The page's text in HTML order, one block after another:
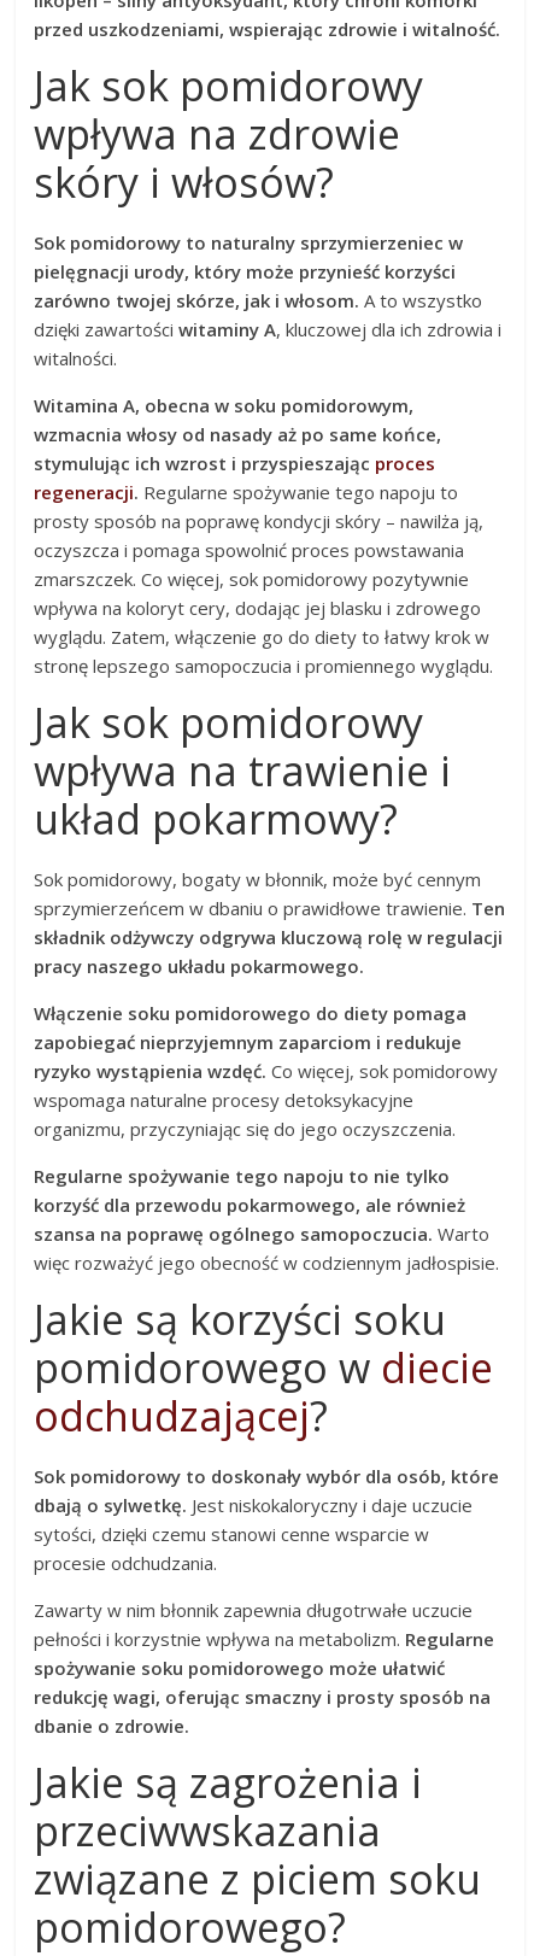
przed uszkodzeniami, wspierając zdrowie i witalność.
Jak sok pomidorowy
wpływa na zdrowie
skóry i włosów?
Sok pomidorowy to naturalny sprzymierzeniec w
pielęgnacji urody, który może przynieść korzyści
zarówno twojej skórze, jak i włosom. A to wszystko
dzięki zawartościwitaminy A, kluczowej dla ich zdrowia i
witalności.
Witamina A, obecna w soku pomidorowym,
wzmacnia włosy od nasady aż po same końce,
stymulując ich wzrost i przyspieszając proces
regeneracji. Regularne spożywanie tego napoju to
prosty sposób na poprawę kondycji skóry – nawilża ją,
oczyszcza i pomaga spowolnić proces powstawania
zmarszczek. Co więcej, sok pomidorowy pozytywnie
wpływa na koloryt cery, dodając jej blasku i zdrowego
wyglądu. Zatem, włączenie go do diety to łatwy krok w
stronę lepszego samopoczucia i promiennego wyglądu.
Jak sok pomidorowy
wpływa na trawienie i
układ pokarmowy?
Sok pomidorowy, bogaty w błonnik, może być cennym
sprzymierzeńcem w dbaniu o prawidłowe trawienie. Ten
składnik odżywczy odgrywa kluczową rolę w regulacji
pracy naszego układu pokarmowego.
Włączenie soku pomidorowego do diety pomaga
zapobiegać nieprzyjemnym zaparciom i redukuje
ryzyko wystąpienia wzdęć. Co więcej, sok pomidorowy
wspomaga naturalne procesy detoksykacyjne
organizmu, przyczyniając się do jego oczyszczenia.
Regularne spożywanie tego napoju to nie tylko
korzyść dla przewodu pokarmowego, ale również
szansa na poprawę ogólnego samopoczucia. Warto
więc rozważyć jego obecność w codziennym jadłospisie.
Jakie są korzyści soku
pomidorowego w diecie
odchudzającej?
Sok pomidorowy to doskonały wybór dla osób, które
dbają o sylwetkę. Jest niskokaloryczny i daje uczucie
sytości, dzięki czemu stanowi cenne wsparcie w
procesie odchudzania.
Zawarty w nim błonnik zapewnia długotrwałe uczucie
pełności i korzystnie wpływa na metabolizm. Regularne
spożywanie soku pomidorowego może ułatwić
redukcję wagi, oferując smaczny i prosty sposób na
dbanie o zdrowie.
Jakie są zagrożenia i
przeciwwskazania
związane z piciem soku
pomidorowego?